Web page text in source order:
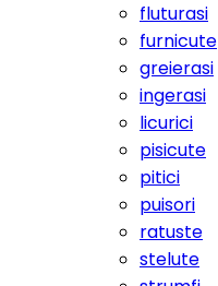
fluturasi
furnicute
greierasi
ingerasi
licurici
pisicute
pitici
puisori
ratuste
stelute